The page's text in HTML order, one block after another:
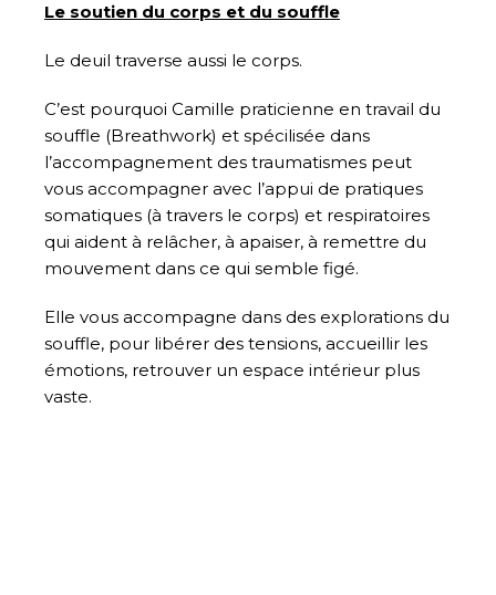
Le soutien du corps et du souffle
Le deuil traverse aussi le corps.
C’est pourquoi Camille praticienne en travail du
souffle (Breathwork) et spécilisée dans
l’accompagnement des traumatismes peut
vous accompagner avec l’appui de pratiques
somatiques (à travers le corps) et respiratoires
qui aident à relâcher, à apaiser, à remettre du
mouvement dans ce qui semble figé.
Elle vous accompagne dans des explorations du
souffle, pour libérer des tensions, accueillir les
émotions, retrouver un espace intérieur plus
vaste.